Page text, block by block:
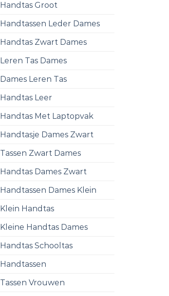
Handtas Groot
Handtassen Leder Dames
Handtas Zwart Dames
Leren Tas Dames
Dames Leren Tas
Handtas Leer
Handtas Met Laptopvak
Handtasje Dames Zwart
Tassen Zwart Dames
Handtas Dames Zwart
Handtassen Dames Klein
Klein Handtas
Kleine Handtas Dames
Handtas Schooltas
Handtassen
Tassen Vrouwen